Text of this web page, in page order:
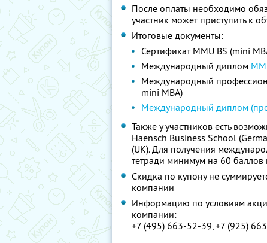
После оплаты необходимо
участник может приступить к
Итоговые документы:
Сертификат MMU BS (mini
Международный диплом
Международный
mini MBA)
Международный диплом
Также у участников есть
Haensch Business School
(UK). Для получения
тетради минимум на 60 баллов
Скидка по купону не
компании
Информацию по условиям
компании:
+7 (495) 663-52-39, +7 (925)